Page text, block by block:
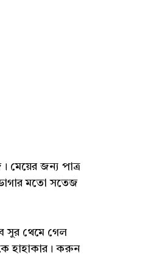
মেয়ের জন্য পাত্র
মতো সতেজ
সুর থেমে গেল
হাহাকার। করুন